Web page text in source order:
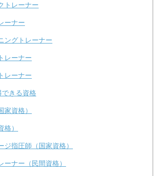
トレーナー
ーナー
ングトレーナー
レーナー
レーナー
きる資格
家資格）
）
ジ指圧師（国家資格）
ーナー（民間資格）